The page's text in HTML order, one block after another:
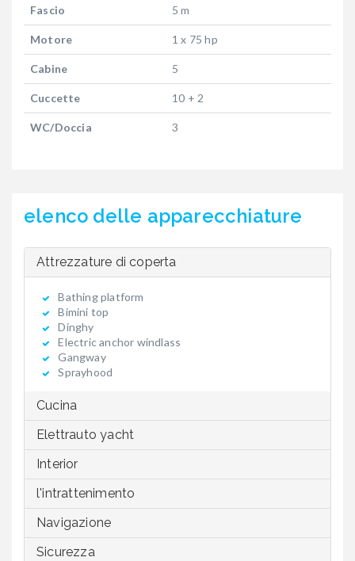
Fascio 5 m
Motore 1 x 75 hp
Cabine 5
Cuccette 10 + 2
WC/Doccia 3
elenco delle apparecchiature
Attrezzature di coperta
Bathing platform
Bimini top
Dinghy
Electric anchor windlass
Gangway
Sprayhood
Cucina
Elettrauto yacht
Interior
l'intrattenimento
Navigazione
Sicurezza